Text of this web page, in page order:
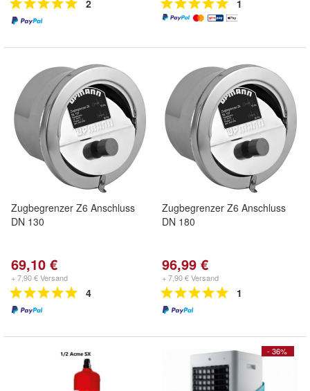
2 1
Zugbegrenzer Z6 Anschluss
DN 130
69,10 €
+ 7,90 € Versand
4
Zugbegrenzer Z6 Anschluss
DN 180
96,99 €
+ 7,90 € Versand
1
- 36%